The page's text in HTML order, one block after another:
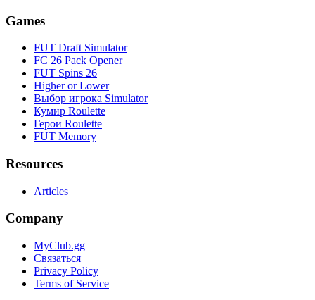
Games
FUT Draft Simulator
FC 26 Pack Opener
FUT Spins 26
Higher or Lower
Выбор игрока Simulator
Кумир Roulette
Герои Roulette
FUT Memory
Resources
Articles
Company
MyClub.gg
Связаться
Privacy Policy
Terms of Service